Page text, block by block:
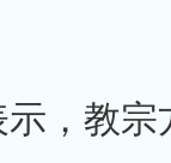
示，教